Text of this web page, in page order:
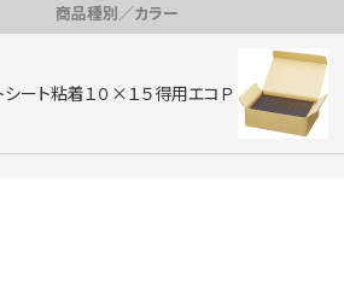
商品種別／カラー
シート粘着１０×１５得用エコＰ